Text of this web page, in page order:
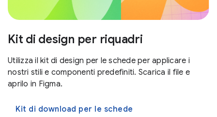
Kit di design per riquadri
Utilizza il kit di design per le schede per applicare i
nostri stili e componenti predefiniti. Scarica il file e
aprilo in Figma.
Kit di download per le schede